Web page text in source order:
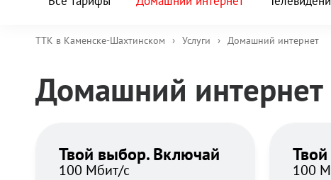
ТТК в Каменске-Шахтинском › Услуги › Домашний интернет
Домашний
Твой выбор. Включай
100 Мбит/с 100